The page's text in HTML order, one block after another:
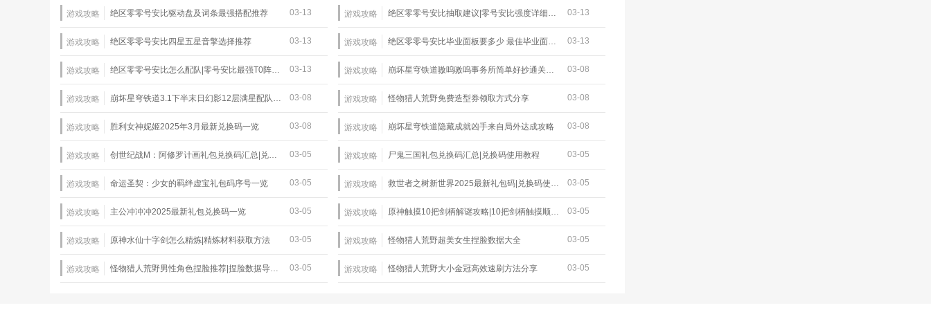
游戏攻略 绝区零零号安比驱动盘及词条最强搭配推荐 03-13 游戏攻略 绝区零零号安比抽取建议|零号安比强度详细介绍 03-13
游戏攻略 绝区零零号安比四星五星音擎选择推荐 03-13 游戏攻略 绝区零零号安比毕业面板要多少 最佳毕业面板一览 03-13
游戏攻略 绝区零零号安比怎么配队|零号安比最强T0阵容推荐 03-13 游戏攻略 崩坏星穹铁道嗷呜嗷呜事务所简单好抄通关攻略 03-08
游戏攻略 崩坏星穹铁道3.1下半末日幻影12层满星配队推荐 03-08 游戏攻略 怪物猎人荒野免费造型券领取方式分享 03-08
游戏攻略 胜利女神妮姬2025年3月最新兑换码一览 03-08 游戏攻略 崩坏星穹铁道隐藏成就凶手来自局外达成攻略 03-08
游戏攻略 创世纪战M：阿修罗计画礼包兑换码汇总|兑换码使用教程 03-05 游戏攻略 尸鬼三国礼包兑换码汇总|兑换码使用教程 03-05
游戏攻略 命运圣契：少女的羁绊虚宝礼包码序号一览 03-05 游戏攻略 救世者之树新世界2025最新礼包码|兑换码使用教程 03-05
游戏攻略 主公冲冲冲2025最新礼包兑换码一览 03-05 游戏攻略 原神触摸10把剑柄解谜攻略|10把剑柄触摸顺序详解 03-05
游戏攻略 原神水仙十字剑怎么精炼|精炼材料获取方法 03-05 游戏攻略 怪物猎人荒野超美女生捏脸数据大全 03-05
游戏攻略 怪物猎人荒野男性角色捏脸推荐|捏脸数据导入教程 03-05 游戏攻略 怪物猎人荒野大小金冠高效速刷方法分享 03-05